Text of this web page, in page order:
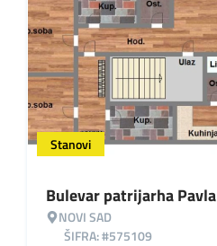
Stanovi
Bulevar patrijarha Pavla
NOVI SAD
ŠIFRA: #575109